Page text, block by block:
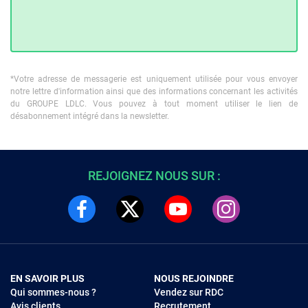
*Votre adresse de messagerie est uniquement utilisée pour vous envoyer
notre lettre d'information ainsi que des informations concernant les activités
du GROUPE LDLC. Vous pouvez à tout moment utiliser le lien de
désabonnement intégré dans la newsletter.
REJOIGNEZ NOUS SUR :
EN SAVOIR PLUS
Qui sommes-nous ?
NOUS REJOINDRE
Vendez sur RDC